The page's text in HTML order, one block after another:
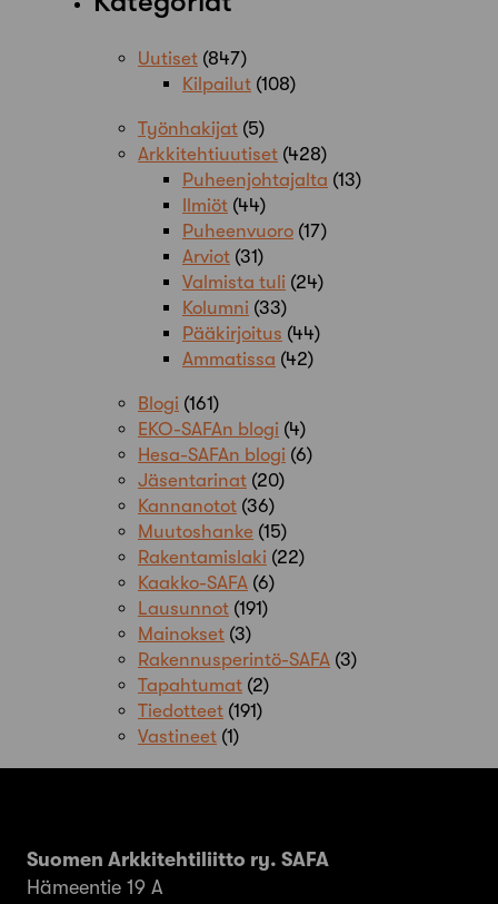
Uutiset (847)
Kilpailut (108)
Työnhakijat (5)
Arkkitehtiuutiset (428)
Puheenjohtajalta (13)
Ilmiöt (44)
Puheenvuoro (17)
Arviot (31)
Valmista tuli (24)
Kolumni (33)
Pääkirjoitus (44)
Ammatissa (42)
Blogi (161)
EKO-SAFAn blogi (4)
Hesa-SAFAn blogi (6)
Jäsentarinat (20)
Kannanotot (36)
Muutoshanke (15)
Rakentamislaki (22)
Kaakko-SAFA (6)
Lausunnot (191)
Mainokset (3)
Rakennusperintö-SAFA (3)
Tapahtumat (2)
Tiedotteet (191)
Vastineet (1)
Suomen Arkkitehtiliitto ry. SAFA
Hämeentie 19 A